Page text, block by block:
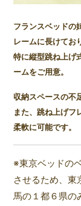
フランスベッドの
レームに長けてお
特に縦型跳ね上げ
ームをご用意。
収納スペースの不
また、跳ね上げフ
柔軟に可能です。
※東京ベッドの
させるため、東
馬の１都６県の